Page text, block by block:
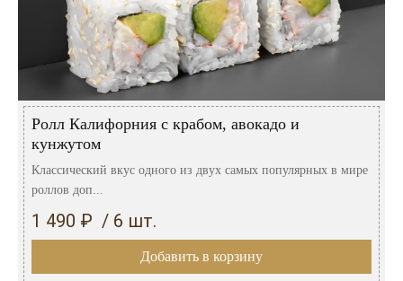
Ролл Калифорния с крабом, авокадо и
кунжутом
Классический вкус одного из двух самых популярных в мире
роллов доп...
1 490 ₽ / 6 шт.
Добавить в корзину